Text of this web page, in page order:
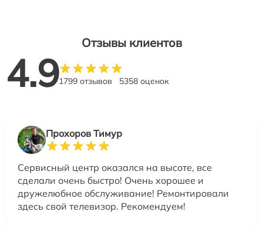
Отзывы клиентов
4.91799 отзывов 5358 оценок
Прохоров Тимур
Сервисный центр оказался на высоте, все
сделали очень быстро! Очень хорошее и
дружелюбное обслуживание! Ремонтировали
здесь свой телевизор. Рекомендуем!